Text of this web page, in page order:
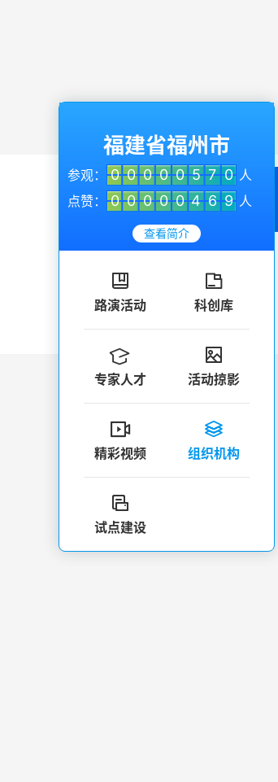
福建省福州市
参观： 0 0 0 0 0 5 7 0 人
点赞：
0 0 0 0 0 4 6 9 人
查看简介

路演活动

科创库

专家人才

活动掠影

精彩视频

组织机构

试点建设